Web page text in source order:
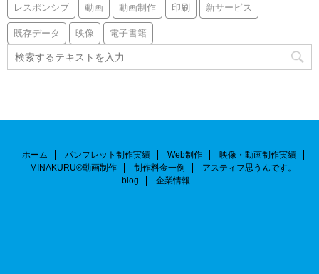
レスポンシブ 動画 動画制作 印刷 新サービス
既存データ 映像 電子書籍
ホーム パンフレット制作実績 Web制作
映像・動画制作実績
MINAKURU®動画制作
制作料金一例
アスティフ思うんです。
blog
企業情報